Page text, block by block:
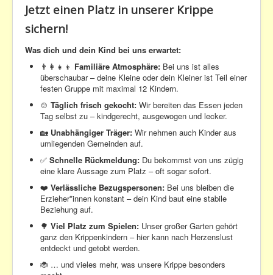
Jetzt einen Platz in unserer Krippe
sichern!
Was dich und dein Kind bei uns erwartet:
👨‍👩‍👧‍👦 Familiäre Atmosphäre: Bei uns ist alles
überschaubar – deine Kleine oder dein Kleiner ist Teil einer
festen Gruppe mit maximal 12 Kindern.
🍲 Täglich frisch gekocht: Wir bereiten das Essen jeden
Tag selbst zu – kindgerecht, ausgewogen und lecker.
🏡 Unabhängiger Träger: Wir nehmen auch Kinder aus
umliegenden Gemeinden auf.
✅ Schnelle Rückmeldung: Du bekommst von uns zügig
eine klare Aussage zum Platz – oft sogar sofort.
❤️ Verlässliche Bezugspersonen: Bei uns bleiben die
Erzieher*innen konstant – dein Kind baut eine stabile
Beziehung auf.
🌳 Viel Platz zum Spielen: Unser großer Garten gehört
ganz den Krippenkindern – hier kann nach Herzenslust
entdeckt und getobt werden.
🐞 … und vieles mehr, was unsere Krippe besonders